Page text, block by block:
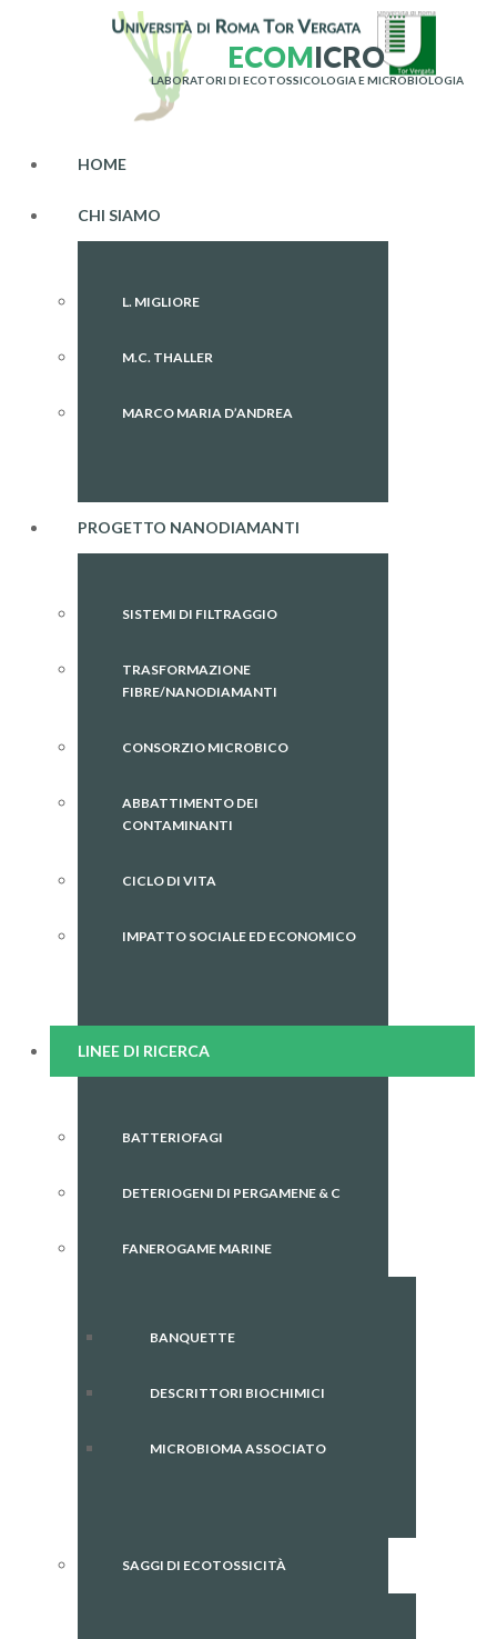
ECOMICRO
LABORATORI DI ECOTOSSICOLOGIA E MICROBIOLOGIA
HOME
CHI SIAMO
L. MIGLIORE
M.C. THALLER
MARCO MARIA D’ANDREA
PROGETTO NANODIAMANTI
SISTEMI DI FILTRAGGIO
TRASFORMAZIONE
FIBRE/NANODIAMANTI
CONSORZIO MICROBICO
ABBATTIMENTO DEI
CONTAMINANTI
CICLO DI VITA
IMPATTO SOCIALE ED ECONOMICO
LINEE DI RICERCA
BATTERIOFAGI
DETERIOGENI DI PERGAMENE & C
FANEROGAME MARINE
BANQUETTE
DESCRITTORI BIOCHIMICI
MICROBIOMA ASSOCIATO
SAGGI DI ECOTOSSICITÀ